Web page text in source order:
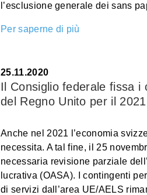
l’esclusione generale dei sans
Per saperne di più
25.11.2020
Il Consiglio federale fissa
del Regno Unito per il 2021
Anche nel 2021 l’economia
necessita. A tal fine, il 25
necessaria revisione parziale
lucrativa (OASA). I contingenti
di servizi dall’area UE/AELS